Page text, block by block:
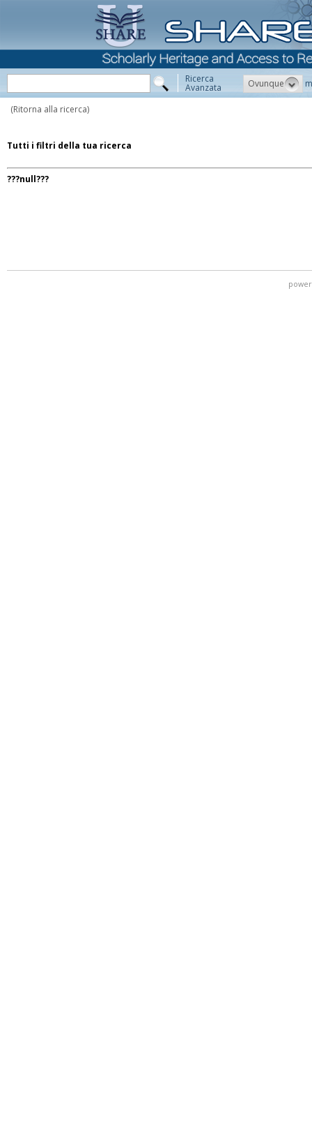
Ricerca
Avanzata Ovunque
(Ritorna alla ricerca)
Tutti i filtri della tua ricerca
???null???